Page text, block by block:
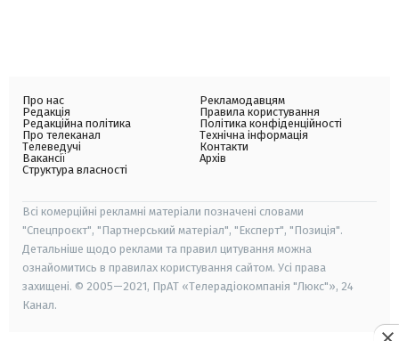
Про нас
Редакція
Редакційна політика
Про телеканал
Телеведучі
Вакансії
Структура власності
Рекламодавцям
Правила користування
Політика конфіденційності
Технічна інформація
Контакти
Архів
Всі комерційні рекламні матеріали позначені словами
"Спецпроєкт", "Партнерський матеріал", "Експерт", "Позиція".
Детальніше щодо реклами та правил цитування можна
ознайомитись в правилах користування сайтом. Усі права
захищені. © 2005—2021, ПрАТ «Телерадіокомпанія "Люкс"», 24
Канал.